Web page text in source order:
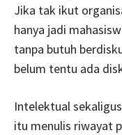
Jika tak ikut
hanya jadi
tanpa butuh
belum tentu ada
Intelektual
itu menulis riwayat